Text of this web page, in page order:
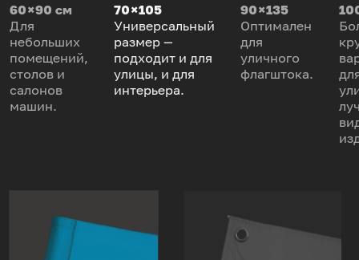
60 × 90 см
Для
небольших
помещений,
столов и
салонов
машин.
70 × 105
Универсальный
размер —
подходит и для
улицы, и для
интерьера.
90 × 135
Оптимален
для
уличного
флагштока.